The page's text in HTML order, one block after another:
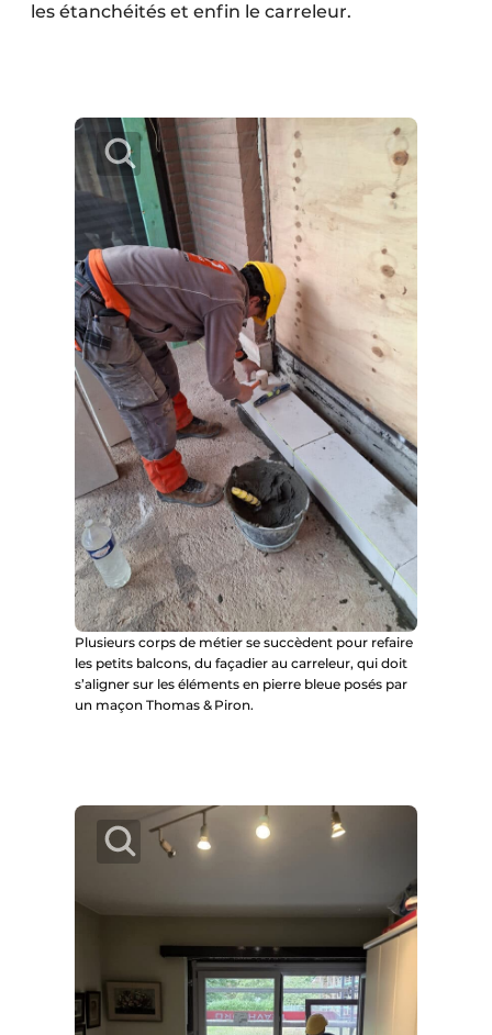
les étanchéités et enfin le carreleur.
Plusieurs corps de métier se succèdent pour refaire
les petits balcons, du façadier au carreleur, qui doit
s’aligner sur les éléments en pierre bleue posés par
un maçon Thomas & Piron.